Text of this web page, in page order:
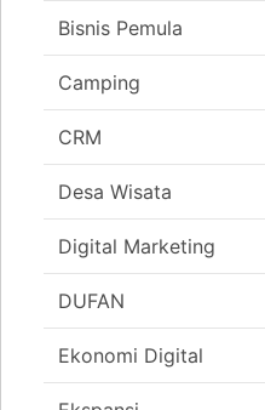
Bisnis Pemula
Camping
CRM
Desa Wisata
Digital Marketing
DUFAN
Ekonomi Digital